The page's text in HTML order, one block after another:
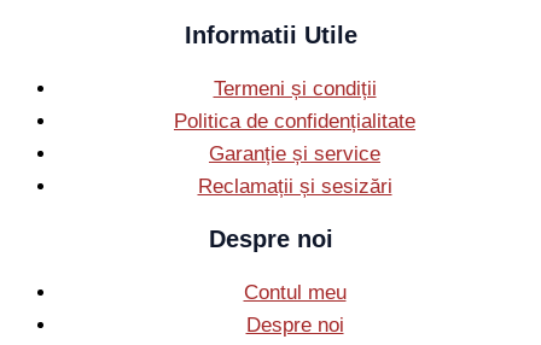
Informatii Utile
Termeni și condiții
Politica de confidențialitate
Garanție și service
Reclamații și sesizări
Despre noi
Contul meu
Despre noi